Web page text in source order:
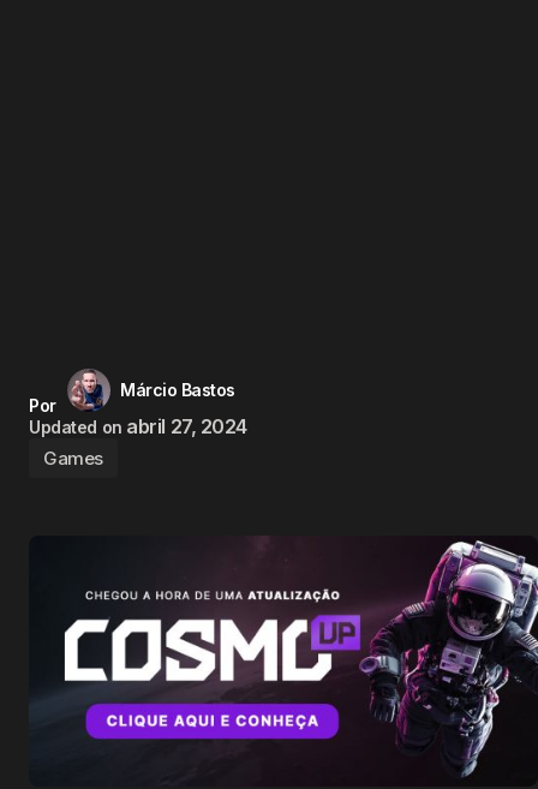
Por
Márcio Bastos
Updated on abril 27, 2024
Games